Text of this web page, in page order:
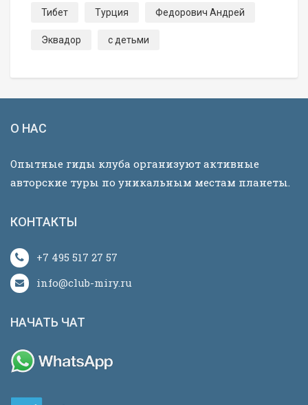
Тибет Турция Федорович Андрей
Эквадор с детьми
О НАС
Опытные гиды клуба организуют активные
авторские туры по уникальным местам планеты.
КОНТАКТЫ
+7 495 517 27 57
info@club-miry.ru
НАЧАТЬ ЧАТ